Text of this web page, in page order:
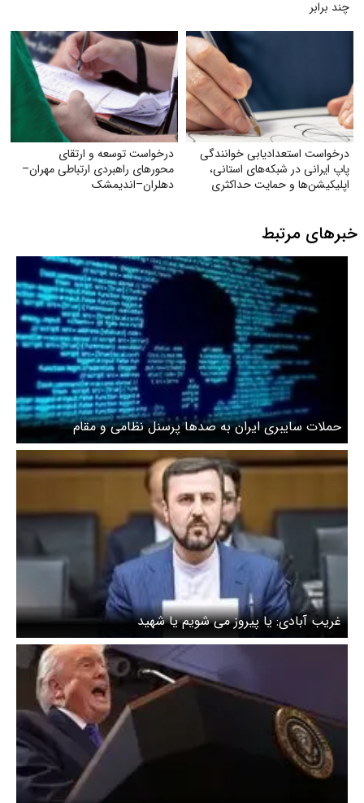
چند برابر
درخواست استعدادیابی خوانندگی
پاپ ایرانی در شبکه‌های استانی،
اپلیکیشن‌ها و حمایت حداکثری
درخواست توسعه و ارتقای
محورهای راهبردی ارتباطی مهران–
دهلران–اندیمشک
خبرهای مرتبط
حملات سایبری ایران به صدها پرسنل نظامی و مقام
آمریکایی
غریب آبادی: یا پیروز می شویم یا شهید